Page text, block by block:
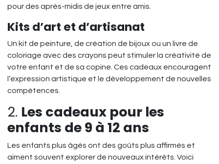
pour des après-midis de jeux entre amis.
Kits d’art et d’artisanat
Un kit de peinture, de création de bijoux ou un livre de
coloriage avec des crayons peut stimuler la créativité de
votre enfant et de sa copine. Ces cadeaux encouragent
l’expression artistique et le développement de nouvelles
compétences.
2. Les cadeaux pour les
enfants de 9 à 12 ans
Les enfants plus âgés ont des goûts plus affirmés et
aiment souvent explorer de nouveaux intérêts. Voici